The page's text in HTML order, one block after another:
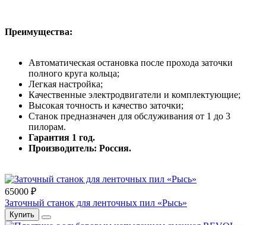
Преимущества:
Автоматическая остановка после прохода заточки
полного круга кольца;
Легкая настройка;
Качественные электродвигатели и комплектующие;
Высокая точность и качество заточки;
Станок предназначен для обслуживания от 1 до 3
пилорам.
Гарантия 1 год.
Производитель: Россия.
65000 ₽
Заточный станок для ленточных пил «Рысь»
Купить